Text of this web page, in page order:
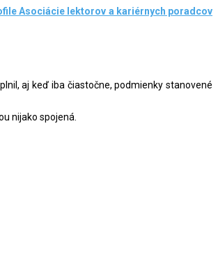
Asociácie lektorov a kariérnych poradcov
aj keď iba čiastočne, podmienky stanovené
nijako spojená.